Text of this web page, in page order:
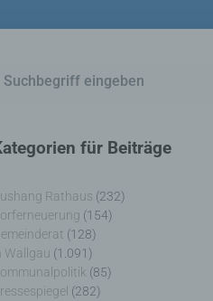
für Beiträge
Rathaus (232)
(154)
(128)
Wallgau (1.091)
(85)
(282)